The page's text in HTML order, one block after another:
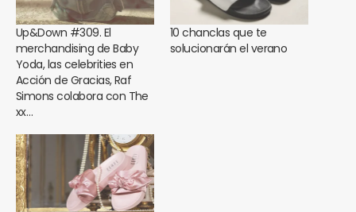
Up&Down #309. El
merchandising de Baby
Yoda, las celebrities en
Acción de Gracias, Raf
Simons colabora con The
xx…
10 chanclas que te
solucionarán el verano